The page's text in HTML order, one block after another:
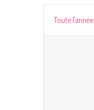
Toute l'année